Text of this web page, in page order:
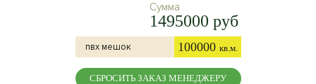
Сумма
1495000 руб
пвх мешок 100000 кв.м.
СБРОСИТЬ ЗАКАЗ МЕНЕДЖЕРУ